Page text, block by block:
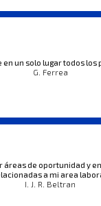
en un solo lugar todos los
G. Ferrea
áreas de oportunidad y
a mi area
I. J. R. Beltran